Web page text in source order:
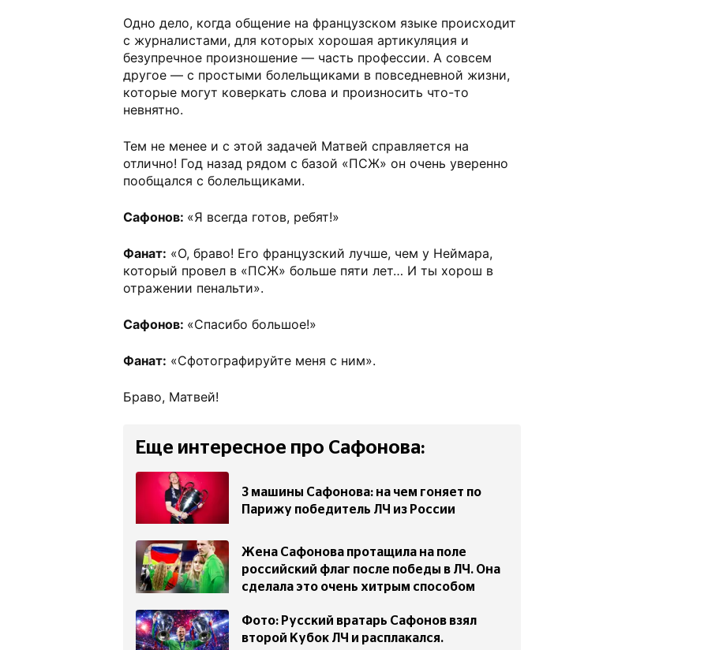
Одно дело, когда общение на французском языке происходит
с журналистами, для которых хорошая артикуляция и
безупречное произношение — часть профессии. А совсем
другое — с простыми болельщиками в повседневной жизни,
которые могут коверкать слова и произносить что-то
невнятно.
Тем не менее и с этой задачей Матвей справляется на
отлично! Год назад рядом с базой «ПСЖ» он очень уверенно
пообщался с болельщиками.
Сафонов: «Я всегда готов, ребят!»
Фанат: «О, браво! Его французский лучше, чем у Неймара,
который провел в «ПСЖ» больше пяти лет… И ты хорош в
отражении пенальти».
Сафонов: «Спасибо большое!»
Фанат: «Сфотографируйте меня с ним».
Браво, Матвей!
Еще интересное про Сафонова:
З машины Сафонова: на чем гоняет по
Парижу победитель ЛЧ из России
Жена Сафонова протащила на поле
российский флаг после победы в ЛЧ. Она
сделала это очень хитрым способом
Фото: Русский вратарь Сафонов взял
второй Кубок ЛЧ и расплакался.